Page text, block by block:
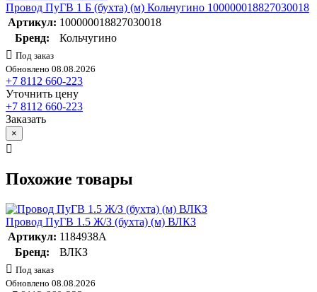
Провод ПуГВ 1 Б (бухта) (м) Кольчугино 100000018827030018
Артикул: 100000018827030018
Бренд:
Кольчугино
Под заказ
Обновлено 08.08.2026
+7 8112 660-223
Уточнить цену
+7 8112 660-223
Заказать
×
Похожие товары
Провод ПуГВ 1.5 Ж/З (бухта) (м) ВЛКЗ
Артикул: 1184938А
Бренд:
ВЛКЗ
Под заказ
Обновлено 08.08.2026